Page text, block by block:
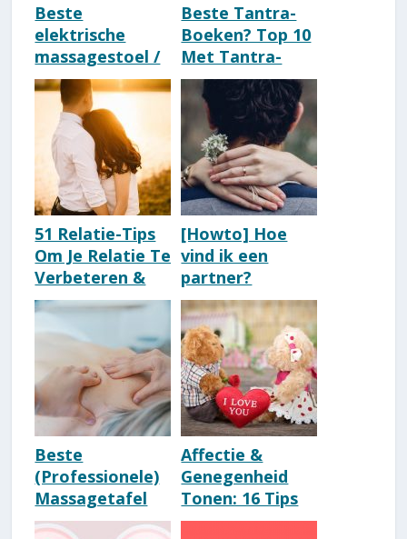
Beste
elektrische
massagestoel /
massage-
apparaat om te
kopen
Beste Tantra-
Boeken? Top 10
Met Tantra-
Aanraders
[Update 2026]
51 Relatie-Tips
Om Je Relatie Te
Verbeteren &
Versterken
[Bewezen]
[Howto] Hoe
vind ik een
partner?
Serieuze relatie
zoeken [14
beste tips]
Beste
(Professionele)
Massagetafel
[Kooptips]
Affectie &
Genegenheid
Tonen: 16 Tips
[+Voorbeelden]